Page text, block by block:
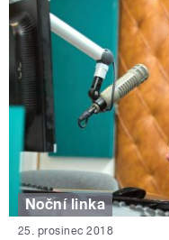
Noční linka
25. prosinec 2018